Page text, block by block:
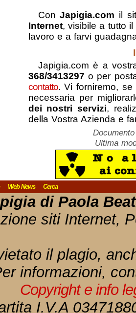
ConJapigia.com il
Internet, visibile a tutto
lavoro e a farvi
Japigia.com è a
368/3413297 o per
contatto. Vi forniremo,
necessaria per
dei nostri servizi,
della Vostra Azienda e
Ultima
Web News Cerca
di Paola
siti Internet,
il plagio,
informazioni,
Copyright e info
I.V.A